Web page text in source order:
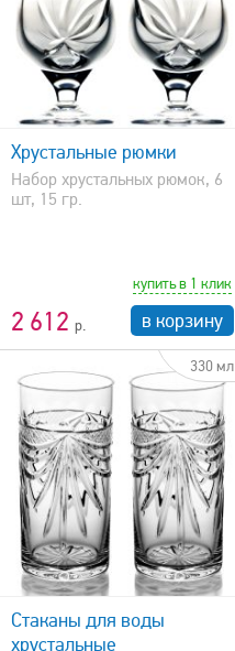
Хрустальные рюмки
Набор хрустальных рюмок, 6
шт, 15 гр.
2 612
купить в 1 клик
в корзину
быстрый просмотр
330 мл
Стаканы для воды
хрустальные
быстрый просмотр